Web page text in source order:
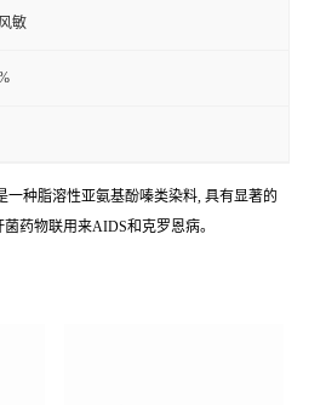
敏
一种脂溶性亚氨基酚嗪类染料, 具有显著的
药物联用来AIDS和克罗恩病。